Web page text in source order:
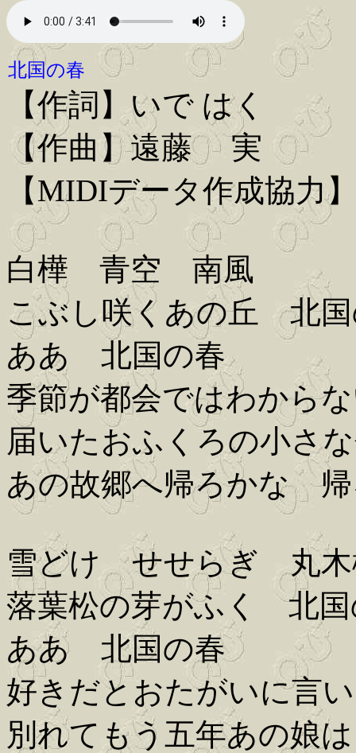
北国の春
【作詞】いで はく
【作曲】遠藤 実
【MIDIデータ作成協力
白樺 青空 南風
こぶし咲くあの丘 北
ああ 北国の春
季節が都会ではわから
届いたおふくろの小さ
あの故郷へ帰ろかな
雪どけ せせらぎ 丸木
落葉松の芽がふく 北国
ああ 北国の春
好きだとおたがいに言
別れてもう五年あの娘